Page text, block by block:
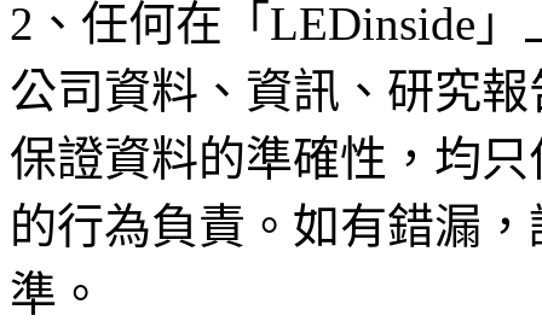
2、任何在「LEDinside
公司資料、資訊、研究
保證資料的準確性，均
的行為負責。如有錯漏
準。